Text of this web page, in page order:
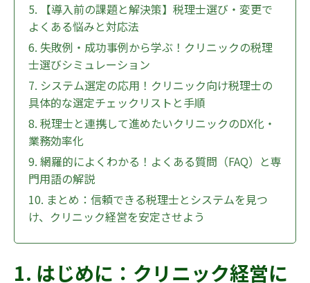
5. 【導入前の課題と解決策】税理士選び・変更で
よくある悩みと対応法
6. 失敗例・成功事例から学ぶ！クリニックの税理
士選びシミュレーション
7. システム選定の応用！クリニック向け税理士の
具体的な選定チェックリストと手順
8. 税理士と連携して進めたいクリニックのDX化・
業務効率化
9. 網羅的によくわかる！よくある質問（FAQ）と専
門用語の解説
10. まとめ：信頼できる税理士とシステムを見つ
け、クリニック経営を安定させよう
1. はじめに：クリニック経営に